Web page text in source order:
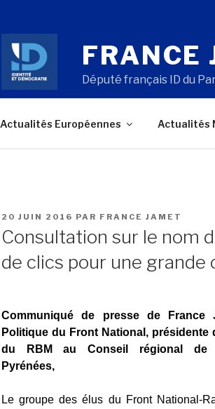
FRANCE
Député français ID du
Actualités Européennes Actualités
PUBLIÉ
LE
20 JUIN 2016 PAR FRANCE JAMET
Consultation sur le nom
de clics pour une grande
Communiqué de presse de France
Politique du Front National, présidente
du RBMau Conseil régional de
Pyrénées,
Le groupe des élus du Front National-